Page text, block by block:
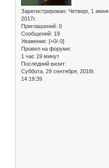
Зарегистрирован: Четверг, 1 июня,
2017г.
Приглашений: 0
Сообщений: 19
Уважение: [+0/-0]
Провел на форуме:
1 час 19 минут
Последний визит:
Суббота, 29 сентября, 2018г.
14:19:39